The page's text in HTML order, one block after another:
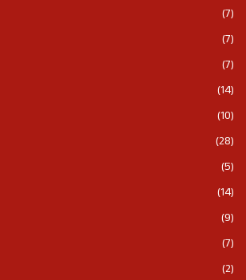
(7)
(7)
(7)
(14)
(10)
(28)
(5)
(14)
(9)
(7)
(2)